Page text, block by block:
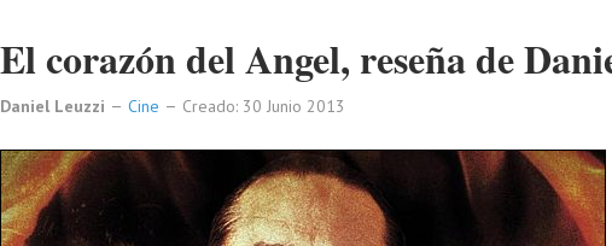
El corazón del Angel, reseña de
Daniel Leuzzi Cine Creado: 30 Junio 2013